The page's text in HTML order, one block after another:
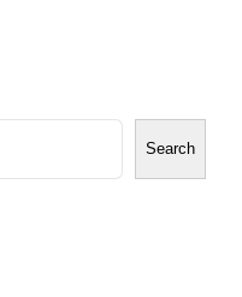
Search